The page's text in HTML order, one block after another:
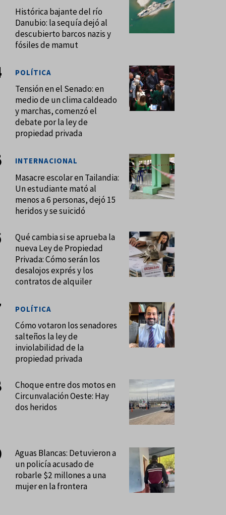
Histórica bajante del río
Danubio: la sequía dejó al
descubierto barcos nazis y
fósiles de mamut
Tensión en el Senado: en
medio de un clima caldeado
y marchas, comenzó el
debate por la ley de
propiedad privada
POLÍTICA
Masacre escolar en Tailandia:
Un estudiante mató al
menos a 6 personas, dejó 15
heridos y se suicidó
INTERNACIONAL
Qué cambia si se aprueba la
nueva Ley de Propiedad
Privada: Cómo serán los
desalojos exprés y los
contratos de alquiler
Cómo votaron los senadores
salteños la ley de
inviolabilidad de la
propiedad privada
POLÍTICA
Choque entre dos motos en
Circunvalación Oeste: Hay
dos heridos
Aguas Blancas: Detuvieron a
un policía acusado de
robarle $2 millones a una
mujer en la frontera